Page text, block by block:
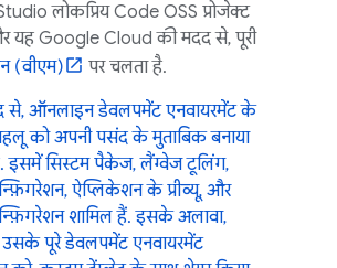
लोकप्रियCode OSS प्रोजेक्ट
यह Google Cloud की मदद से, पूरी
(वीएम)
पर चलता है.
से, ऑनलाइन डेवलपमेंट एनवायरमेंट के
को अपनी पसंद के मुताबिक बनाया
इसमें सिस्टम पैकेज, लैंग्वेज टूलिंग,
ऐप्लिकेशन के प्रीव्यू, और
शामिल हैं. इसके अलावा,
उसके पूरे डेवलपमेंट एनवायरमेंट